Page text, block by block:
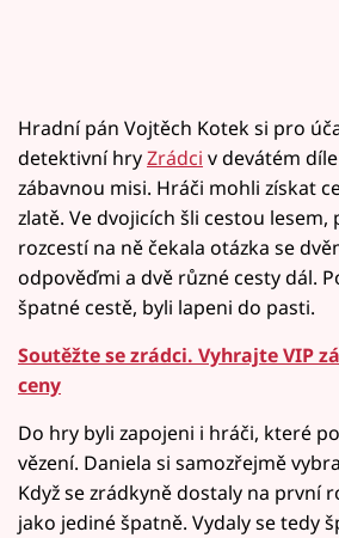
Hradní pán Vojtěch Kotek si pro
detektivní hryZrádci v devátém
zábavnou misi. Hráči mohli získat
zlatě. Ve dvojicích šli cestou lesem,
rozcestí na ně čekala otázka se
odpověďmi a dvě různé cesty dál.
špatné cestě, byli lapeni do pasti.
Soutěžte se zrádci. Vyhrajte VIP
ceny
Do hry byli zapojeni i hráči, které
vězení. Daniela si samozřejmě
Když se zrádkyně dostaly na první
jako jediné špatně. Vydaly se tedy